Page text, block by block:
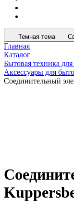
Темная тема
Главная
Каталог
Бытовая техника
Аксессуары для
Соединительный